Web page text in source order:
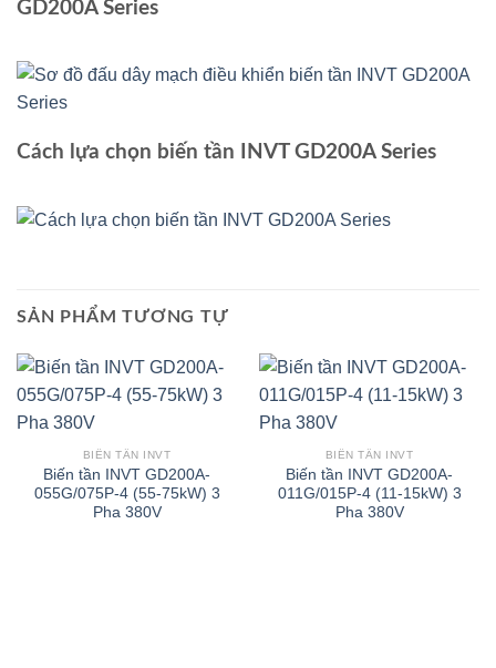
GD200A Series
Cách lựa chọn biến tần INVT GD200A Series
SẢN PHẨM TƯƠNG TỰ
BIẾN TẦN INVT
Biến tần INVT GD200A-
055G/075P-4 (55-75kW) 3
Pha 380V
BIẾN TẦN INVT
Biến tần INVT GD200A-
011G/015P-4 (11-15kW) 3
Pha 380V